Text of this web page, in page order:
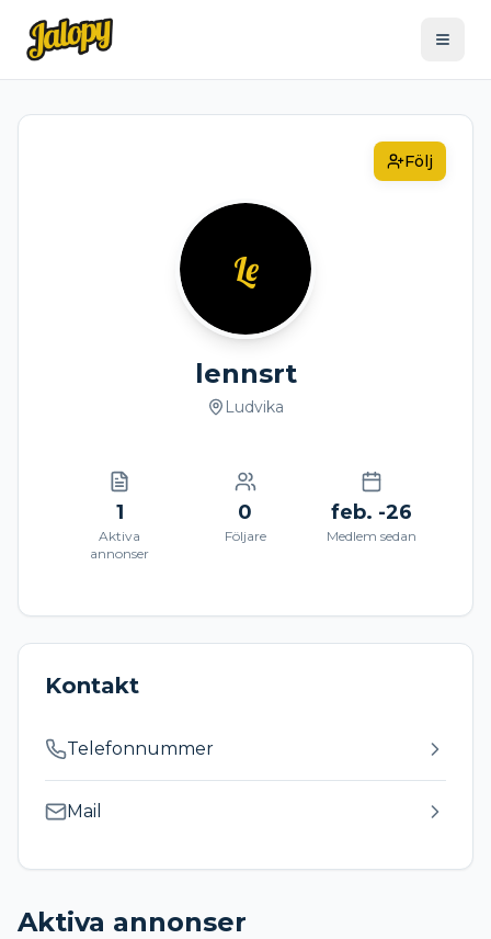
Följ
Le
lennsrt
Ludvika
1
Aktiva
annonser
0
Följare
feb. -26
Medlem sedan
Kontakt
Telefonnummer
Mail
Aktiva annonser